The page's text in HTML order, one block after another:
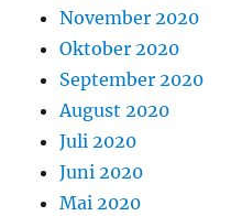
November 2020
Oktober 2020
September 2020
August 2020
Juli 2020
Juni 2020
Mai 2020